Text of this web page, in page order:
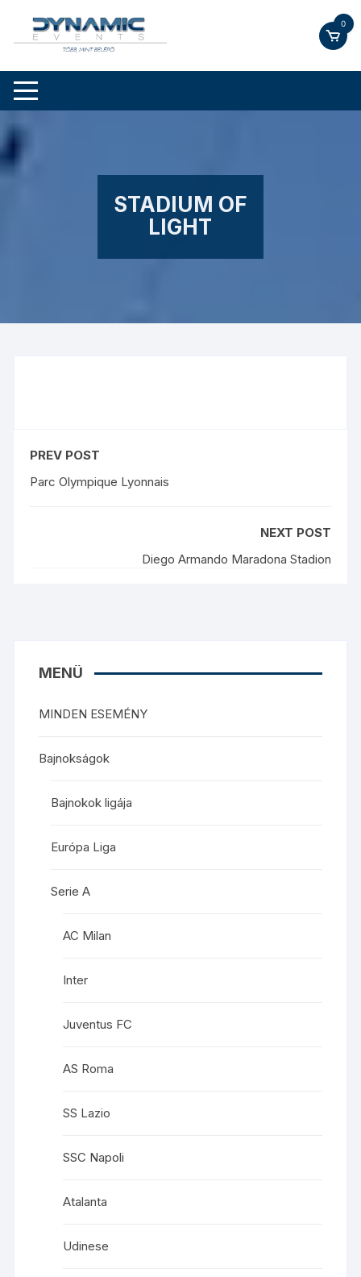
content
0
STADIUM OF
LIGHT
PREV POST
Parc Olympique Lyonnais
NEXT POST
Diego Armando Maradona Stadion
MENÜ
MINDEN ESEMÉNY
Bajnokságok
Bajnokok ligája
Európa Liga
Serie A
AC Milan
Inter
Juventus FC
AS Roma
SS Lazio
SSC Napoli
Atalanta
Udinese